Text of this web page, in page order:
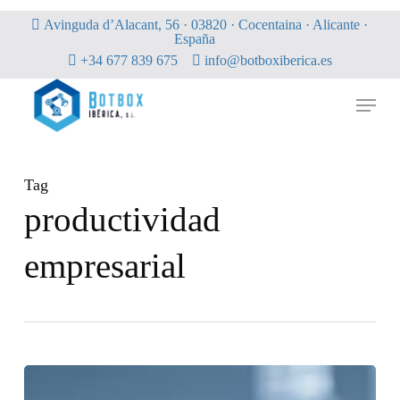
Skip
Avinguda d’Alacant, 56 · 03820 · Cocentaina · Alicante ·
España
+34 677 839 675
info@botboxiberica.es
Menu
Tag
productividad
empresarial